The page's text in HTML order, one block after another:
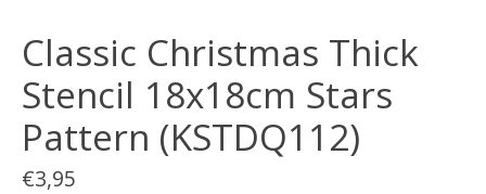
Classic Christmas Thick
Stencil 18x18cm Stars
Pattern (KSTDQ112)
€3,95